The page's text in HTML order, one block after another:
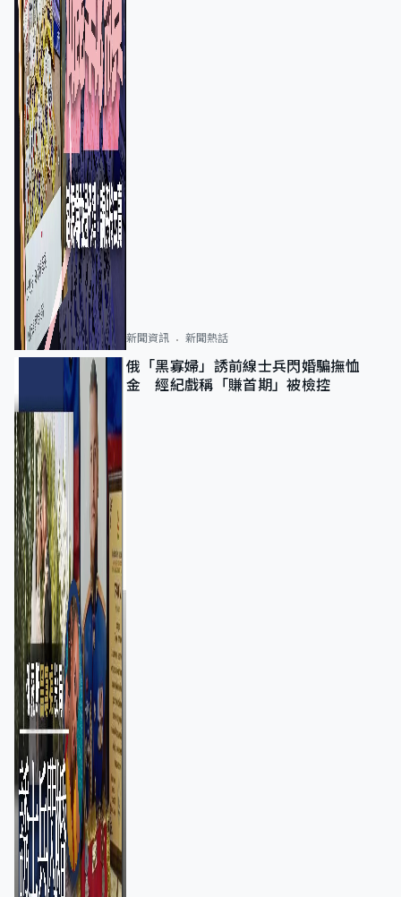
新聞資訊 新聞熱話
俄「黑寡婦」誘前線士兵閃婚騙撫恤
金 經紀戲稱「賺首期」被檢控